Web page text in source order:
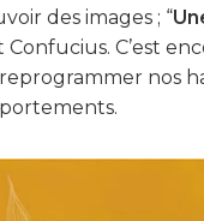
des images ; “
Confucius. C’est
nos